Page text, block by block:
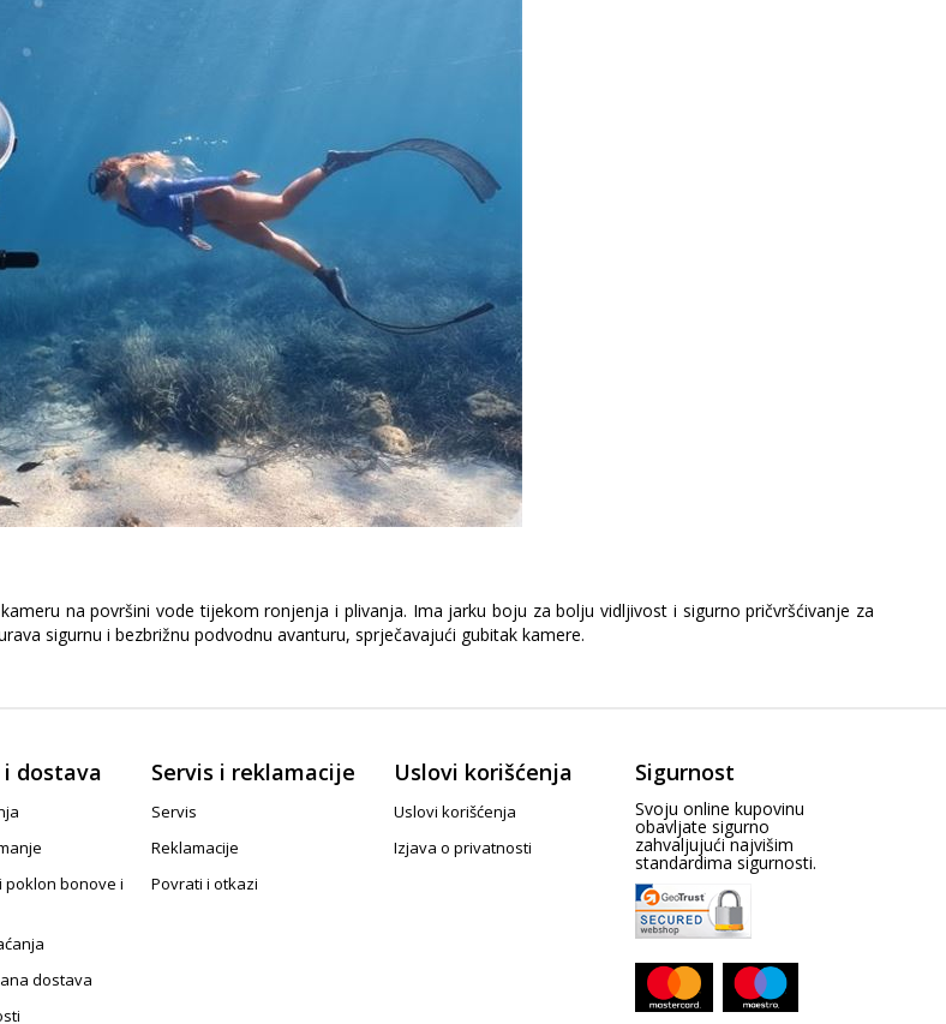
na površini vode tijekom ronjenja i plivanja. Ima jarku boju za bolju vidljivost i sigurno pričvršćivanje za
sigurnu i bezbrižnu podvodnu avanturu, sprječavajući gubitak kamere.
i dostava
poklon bonove i
dostava
Servis i reklamacije
Servis
Reklamacije
Povrati i otkazi
Uslovi korišćenja
Uslovi korišćenja
Izjava o privatnosti
Sigurnost
Svoju online kupovinu
obavljate sigurno
zahvaljujući najvišim
standardima sigurnosti.